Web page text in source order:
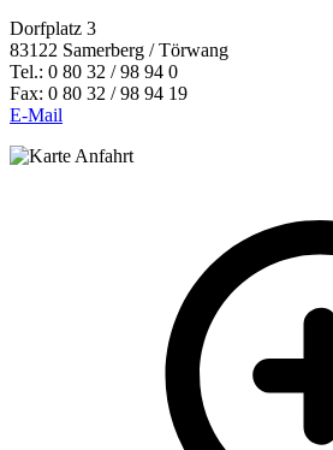
Dorfplatz 3
83122 Samerberg / Törwang
Tel.: 0 80 32 / 98 94 0
Fax: 0 80 32 / 98 94 19
E-Mail